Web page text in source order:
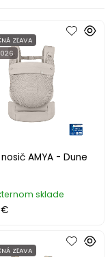
AMYA - Dune
ZĽAVA
sklade
€
ZĽAVA